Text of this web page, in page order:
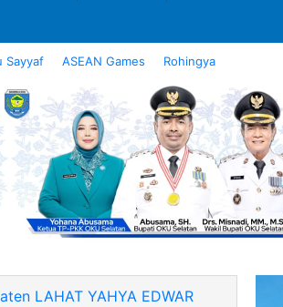
Sayyaf ASEAN Games Rohingya
LAHAT YAHYA EDWAR